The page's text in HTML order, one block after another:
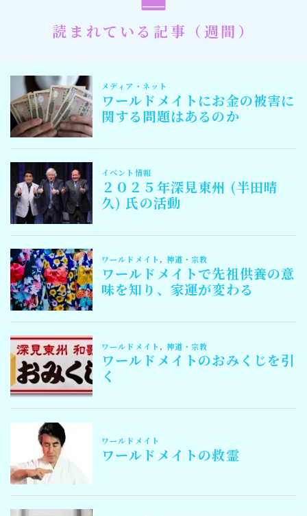
読まれている記事（週間）